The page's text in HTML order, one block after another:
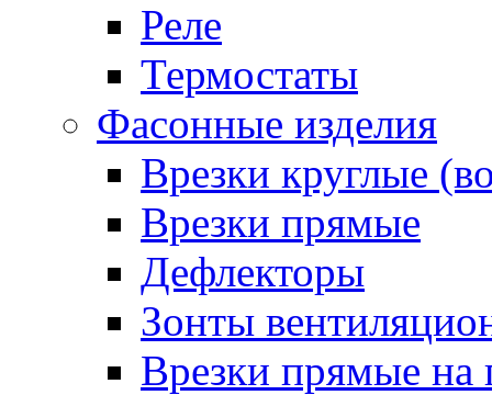
Реле
Термостаты
Фасонные изделия
Врезки круглые
Врезки прямые
Дефлекторы
Зонты
Врезки прямые на